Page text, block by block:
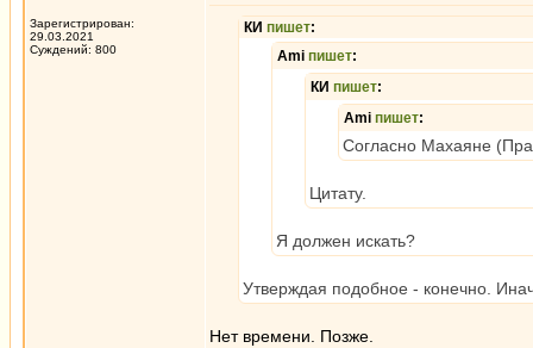
Зарегистрирован:
29.03.2021
Суждений: 800
КИ пишет:
Ami пишет:
КИ пишет:
Ami пишет:
Согласно Махаяне
Цитату.
Я должен искать?
Утверждая подобное - конечно.
Нет времени. Позже.